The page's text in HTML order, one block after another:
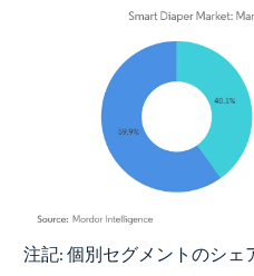
画像 © Mordor Intelligence。再利用に
注記: 個別セグメントのシ